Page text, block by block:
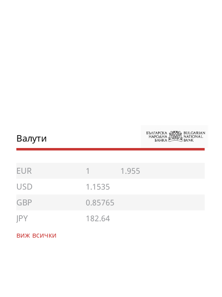
Валути
EUR 1
1.955
USD
1.1535
GBP
0.85765
JPY
182.64
виж всички